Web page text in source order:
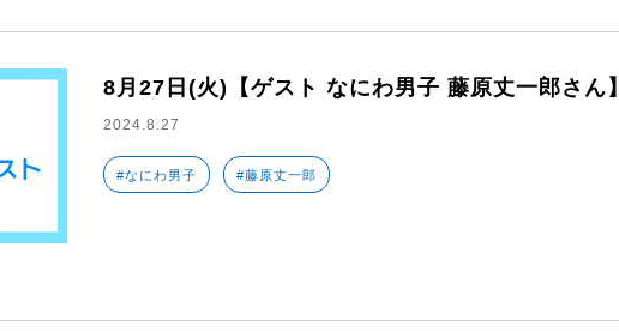
8月27日(火)【ゲスト なにわ男子 藤原丈一郎さん】
2024.8.27
#なにわ男子 #藤原丈一郎